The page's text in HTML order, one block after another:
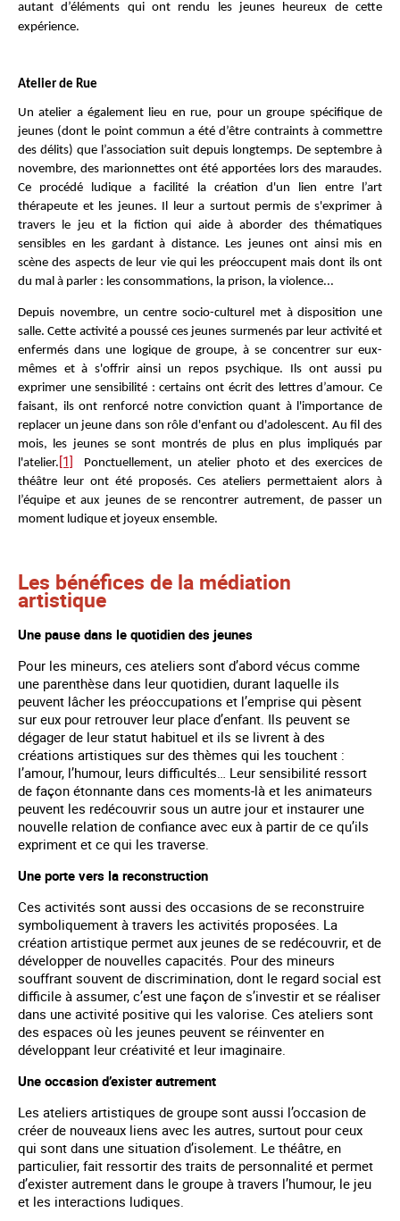
autant d’éléments qui ont rendu les jeunes heureux de cette
expérience.
Atelier de Rue
Un atelier a également lieu en rue, pour un groupe spécifique de
jeunes (dont le point commun a été d’être contraints à commettre
des délits) que l’association suit depuis longtemps. De septembre à
novembre, des marionnettes ont été apportées lors des maraudes.
Ce procédé ludique a facilité la création d'un lien entre l’art
thérapeute et les jeunes. Il leur a surtout permis de s'exprimer à
travers le jeu et la fiction qui aide à aborder des thématiques
sensibles en les gardant à distance. Les jeunes ont ainsi mis en
scène des aspects de leur vie qui les préoccupent mais dont ils ont
du mal à parler : les consommations, la prison, la violence...
Depuis novembre, un centre socio-culturel met à disposition une
salle. Cette activité a poussé ces jeunes surmenés par leur activité et
enfermés dans une logique de groupe, à se concentrer sur eux-
mêmes et à s'offrir ainsi un repos psychique. Ils ont aussi pu
exprimer une sensibilité : certains ont écrit des lettres d’amour. Ce
faisant, ils ont renforcé notre conviction quant à l'importance de
replacer un jeune dans son rôle d'enfant ou d'adolescent. Au fil des
mois, les jeunes se sont montrés de plus en plus impliqués par
l'atelier.[1] Ponctuellement, un atelier photo et des exercices de
théâtre leur ont été proposés. Ces ateliers permettaient alors à
l’équipe et aux jeunes de se rencontrer autrement, de passer un
moment ludique et joyeux ensemble.
Les bénéfices de la médiation
artistique
Une pause dans le quotidien des jeunes
Pour les mineurs, ces ateliers sont d’abord vécus comme
une parenthèse dans leur quotidien, durant laquelle ils
peuvent lâcher les préoccupations et l’emprise qui pèsent
sur eux pour retrouver leur place d’enfant. Ils peuvent se
dégager de leur statut habituel et ils se livrent à des
créations artistiques sur des thèmes qui les touchent :
l’amour, l’humour, leurs difficultés… Leur sensibilité ressort
de façon étonnante dans ces moments-là et les animateurs
peuvent les redécouvrir sous un autre jour et instaurer une
nouvelle relation de confiance avec eux à partir de ce qu’ils
expriment et ce qui les traverse.
Une porte vers la reconstruction
Ces activités sont aussi des occasions de se reconstruire
symboliquement à travers les activités proposées. La
création artistique permet aux jeunes de se redécouvrir, et de
développer de nouvelles capacités. Pour des mineurs
souffrant souvent de discrimination, dont le regard social est
difficile à assumer, c’est une façon de s’investir et se réaliser
dans une activité positive qui les valorise. Ces ateliers sont
des espaces où les jeunes peuvent se réinventer en
développant leur créativité et leur imaginaire.
Une occasion d’exister autrement
Les ateliers artistiques de groupe sont aussi l’occasion de
créer de nouveaux liens avec les autres, surtout pour ceux
qui sont dans une situation d’isolement. Le théâtre, en
particulier, fait ressortir des traits de personnalité et permet
d’exister autrement dans le groupe à travers l’humour, le jeu
et les interactions ludiques.